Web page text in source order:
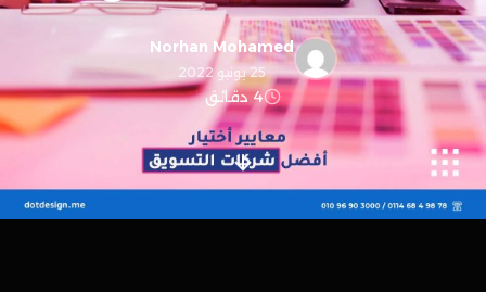
Norhan Mohamed
25 يونيو 2022
4 دقائق